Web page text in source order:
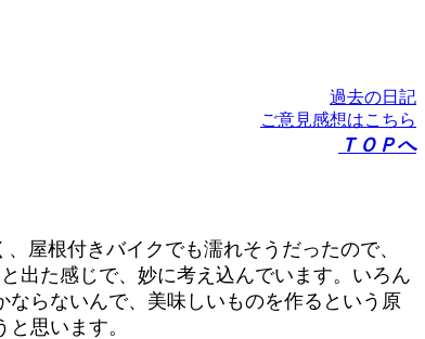
過去の日記
ご意見感想はこちら
ＴＯＰへ
屋根付きバイクでも濡れそうだったので、
出た感じで、妙に考え込んでいます。いろん
らないんで、美味しいものを作るという原
思います。